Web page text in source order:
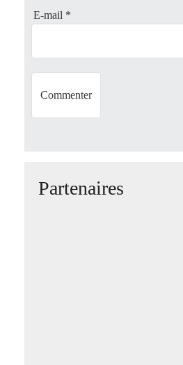
nE-mail *
Partenaires